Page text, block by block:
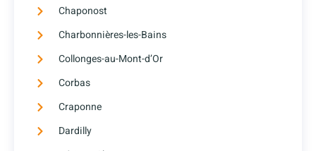
Chaponost
Charbonnières-les-Bains
Collonges-au-Mont-d’Or
Corbas
Craponne
Dardilly